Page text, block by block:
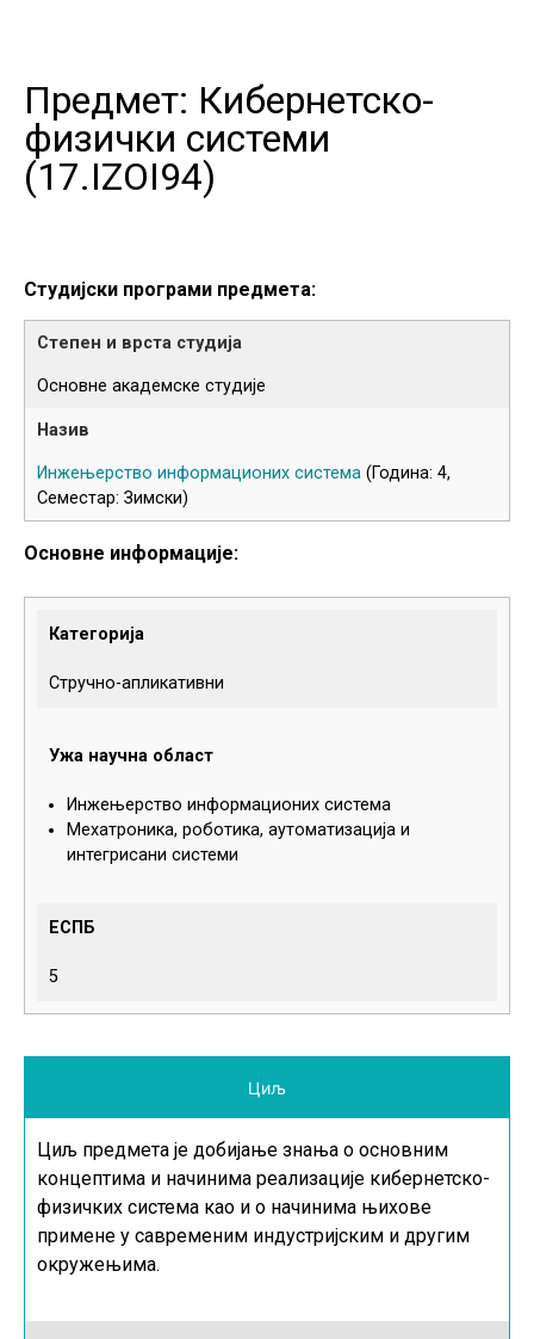
Предмет: Кибернетско-
физички системи
(17.IZOI94)
Студијски програми предмета:
Основне академске студије
Инжењерство информационих система (Година: 4,
Семестар: Зимски)
Основне информације:
Категорија
Стручно-апликативни
Ужа научна област
Инжењерство информационих система
Мехатроника, роботика, аутоматизација и
интегрисани системи
ЕСПБ
5
Циљ
Циљ предмета је добијање знања о основним
концептима и начинима реализације кибернетско-
физичких система као и о начинима њихове
примене у савременим индустријским и другим
окружењима.